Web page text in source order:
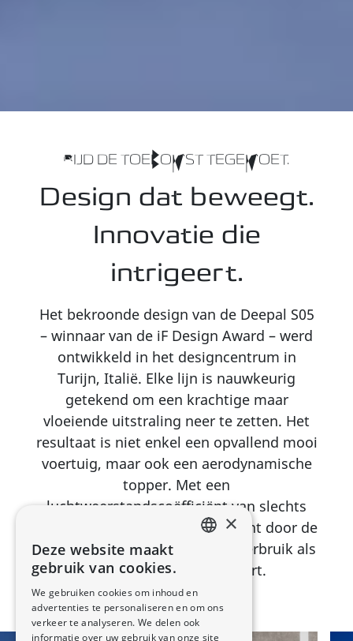
RIJD DE TOEKOMST TEGEMOET.
Design dat beweegt.
Innovatie die
intrigeert.
Het bekroonde design van de Deepal S05
– winnaar van de iF Design Award – werd
ontwikkeld in het designcentrum in
Turijn, Italië. Elke lijn is nauwkeurig
getekend om een krachtige maar
vloeiende uitstraling neer te zetten. Het
resultaat is niet enkel een opvallend mooi
voertuig, maar ook een aerodynamische
topper. Met een
luchtweerstandscoëfficiënt van slechts
0,25 snijdt de Deepal S05 efficiënt door de
rijwind, wat zowel het energieverbruik als
het rijbereik optimaliseert.
×
Deze website maakt
gebruik van cookies.
We gebruiken cookies om inhoud en
advertenties te personaliseren en om ons
verkeer te analyseren. We delen ook
informatie over uw gebruik van onze site